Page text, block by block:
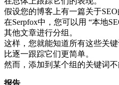
假设您的博客上有一篇关于SEO
在Serpfox中，您可以用 “本地
其他文章进行分组。
这样，您就能知道所有这些关
比逐一跟踪它们更简单。
然而，添加到某个组的关键词不
报告